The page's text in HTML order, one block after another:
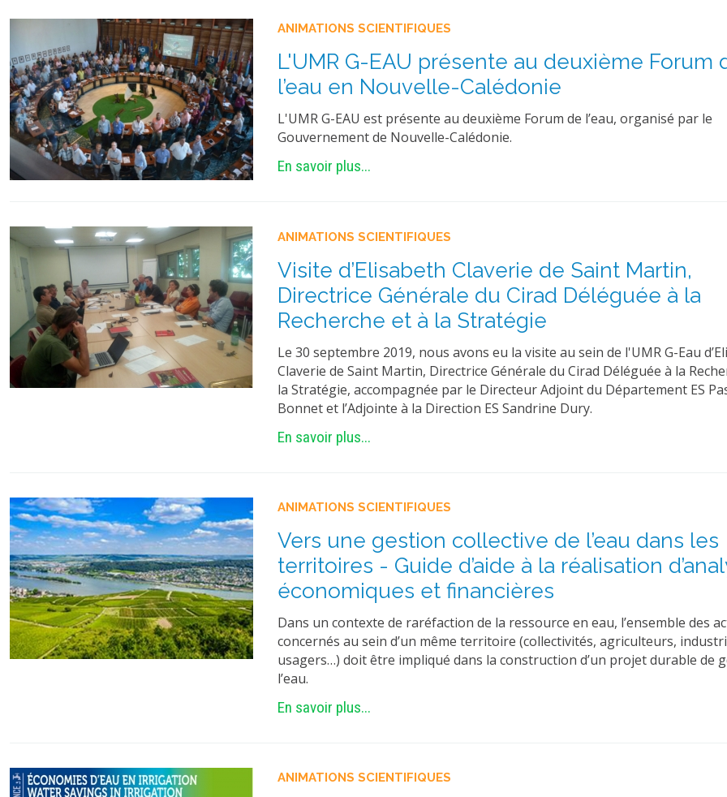
ANIMATIONS SCIENTIFIQUES
L'UMR G-EAU présente au deuxième Forum
l’eau en Nouvelle-Calédonie
L'UMR G-EAU est présente au deuxième Forum de l’eau, organisé par le
Gouvernement de Nouvelle-Calédonie.
En savoir plus...
ANIMATIONS SCIENTIFIQUES
Visite d’Elisabeth Claverie de Saint Martin,
Directrice Générale du Cirad Déléguée à la
Recherche et à la Stratégie
Le 30 septembre 2019, nous avons eu la visite au sein de l'UMR G-Eau
Claverie de Saint Martin, Directrice Générale du Cirad Déléguée à la
la Stratégie, accompagnée par le Directeur Adjoint du Département ES
Bonnet et l’Adjointe à la Direction ES Sandrine Dury.
En savoir plus...
ANIMATIONS SCIENTIFIQUES
Vers une gestion collective de l’eau dans les
territoires - Guide d’aide à la réalisation
économiques et financières
Dans un contexte de raréfaction de la ressource en eau, l’ensemble des
concernés au sein d’un même territoire (collectivités, agriculteurs,
usagers…) doit être impliqué dans la construction d’un projet durable de
l’eau.
En savoir plus...
ANIMATIONS SCIENTIFIQUES